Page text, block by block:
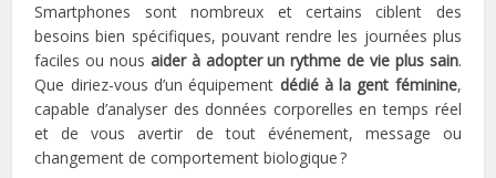
Smartphones sont nombreux et certains ciblent des
besoins bien spécifiques, pouvant rendre les journées plus
faciles ou nous aider à adopter un rythme de vie plus sain.
Que diriez-vous d’un équipement dédié à la gent féminine,
capable d’analyser des données corporelles en temps réel
et de vous avertir de tout événement, message ou
changement de comportement biologique ?